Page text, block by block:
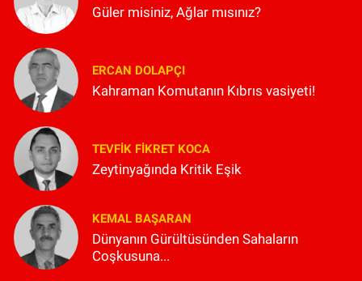
Güler misiniz, Ağlar mısınız?
ERCAN DOLAPÇI
Kahraman Komutanın Kıbrıs vasiyeti!
TEVFIK FIKRET KOCA
Zeytinyağında Kritik Eşik
KEMAL BAŞARAN
Dünyanın Gürültüsünden Sahaların
Coşkusuna...